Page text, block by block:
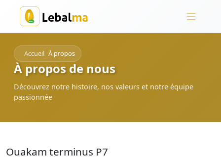
Accueil À propos
À propos de nous
Découvrez notre histoire, nos valeurs et notre équipe
passionnée
Ouakam terminus P7